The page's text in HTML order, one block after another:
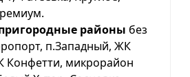
пригородные районы без
п.Западный, ЖК
микрорайон